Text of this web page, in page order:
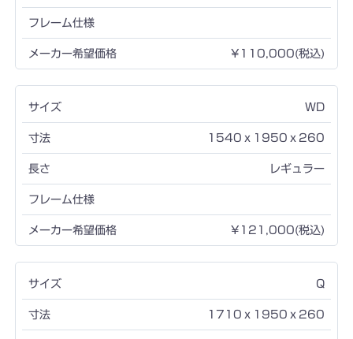
¥110,000(税込)
WD
1540ｘ1950ｘ260
レギュラー
¥121,000(税込)
Q
1710ｘ1950ｘ260